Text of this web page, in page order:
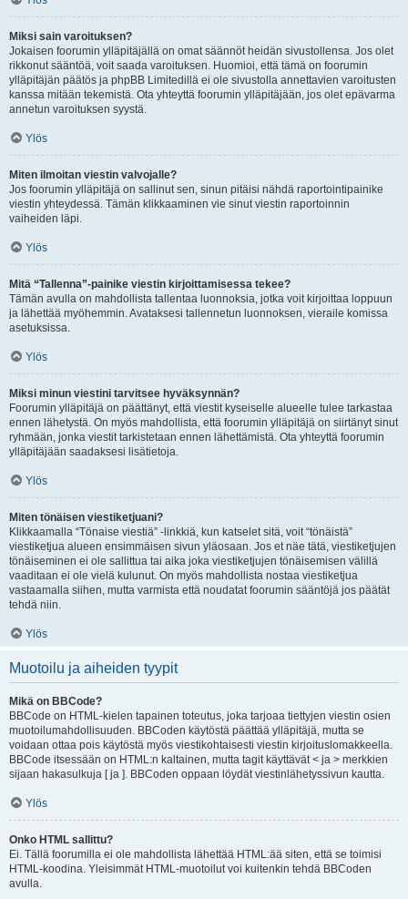
Miksi sain varoituksen?
Jokaisen foorumin ylläpitäjällä on omat säännöt heidän sivustollensa. Jos olet
rikkonut sääntöä, voit saada varoituksen. Huomioi, että tämä on foorumin
ylläpitäjän päätös ja phpBB Limitedillä ei ole sivustolla annettavien varoitusten
kanssa mitään tekemistä. Ota yhteyttä foorumin ylläpitäjään, jos olet epävarma
annetun varoituksen syystä.
Ylös
Miten ilmoitan viestin valvojalle?
Jos foorumin ylläpitäjä on sallinut sen, sinun pitäisi nähdä raportointipainike
viestin yhteydessä. Tämän klikkaaminen vie sinut viestin raportoinnin
vaiheiden läpi.
Ylös
Mitä “Tallenna”-painike viestin kirjoittamisessa tekee?
Tämän avulla on mahdollista tallentaa luonnoksia, jotka voit kirjoittaa loppuun
ja lähettää myöhemmin. Avataksesi tallennetun luonnoksen, vieraile komissa
asetuksissa.
Ylös
Miksi minun viestini tarvitsee hyväksynnän?
Foorumin ylläpitäjä on päättänyt, että viestit kyseiselle alueelle tulee tarkastaa
ennen lähetystä. On myös mahdollista, että foorumin ylläpitäjä on siirtänyt sinut
ryhmään, jonka viestit tarkistetaan ennen lähettämistä. Ota yhteyttä foorumin
ylläpitäjään saadaksesi lisätietoja.
Ylös
Miten tönäisen viestiketjuani?
Klikkaamalla “Tönaise viestiä” -linkkiä, kun katselet sitä, voit “tönäistä”
viestiketjua alueen ensimmäisen sivun yläosaan. Jos et näe tätä, viestiketjujen
tönäiseminen ei ole sallittua tai aika joka viestiketjujen tönäisemisen välillä
vaaditaan ei ole vielä kulunut. On myös mahdollista nostaa viestiketjua
vastaamalla siihen, mutta varmista että noudatat foorumin sääntöjä jos päätät
tehdä niin.
Ylös
Muotoilu ja aiheiden tyypit
Mikä on BBCode?
BBCode on HTML-kielen tapainen toteutus, joka tarjoaa tiettyjen viestin osien
muotoilumahdollisuuden. BBCoden käytöstä päättää ylläpitäjä, mutta se
voidaan ottaa pois käytöstä myös viestikohtaisesti viestin kirjoituslomakkeella.
BBCode itsessään on HTML:n kaltainen, mutta tagit käyttävät < ja > merkkien
sijaan hakasulkuja [ ja ]. BBCoden oppaan löydät viestinlähetyssivun kautta.
Ylös
Onko HTML sallittu?
Ei. Tällä foorumilla ei ole mahdollista lähettää HTML:ää siten, että se toimisi
HTML-koodina. Yleisimmät HTML-muotoilut voi kuitenkin tehdä BBCoden
avulla.